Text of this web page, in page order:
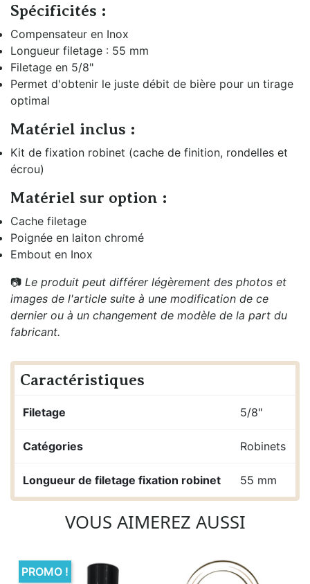
Spécificités :
Compensateur en Inox
Longueur filetage : 55 mm
Filetage en 5/8"
Permet d'obtenir le juste débit de bière pour un tirage
optimal
Matériel inclus :
Kit de fixation robinet (cache de finition, rondelles et
écrou)
Matériel sur option :
Cache filetage
Poignée en laiton chromé
Embout en Inox
📷 Le produit peut différer légèrement des photos et
images de l'article suite à une modification de ce
dernier ou à un changement de modèle de la part du
fabricant.
Caractéristiques
Filetage 5/8"
Catégories Robinets
Longueur de filetage fixation robinet 55 mm
VOUS AIMEREZ AUSSI
PROMO !